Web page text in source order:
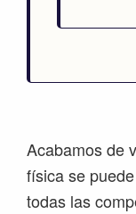
Acabamos de
física se
todas las